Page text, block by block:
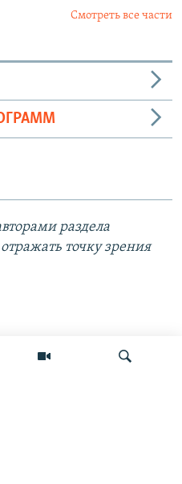
Смотреть все части
раздела
точку зрения